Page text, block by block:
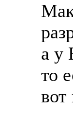
а у
то
вот